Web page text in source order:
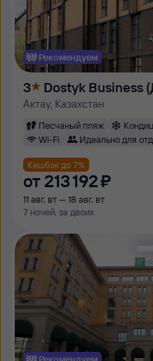
Рекомендуем
3 Dostyk Business
Актау, Казахстан
Песчаный пляж
Wi-Fi
Идеально для
Кешбэк до 7%
от 213 ⁠192 ⁠₽
11 авг, вт — 18 авг, вт
7 ночей, за двоих
Рекомендуем